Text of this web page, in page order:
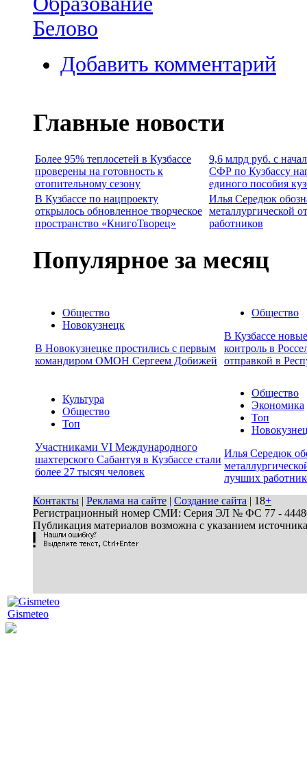
Белово
Добавить комментарий
Главные новости
Более 95% теплосетей в Кузбассе
проверены на готовность к
отопительному сезону
9,6 млрд руб. с
СФР по Кузбассу
единого пособия
В Кузбассе по нацпроекту
открылось обновленное творческое
пространство «КнигоТворец»
Илья Середюк
металлургической
работников
Популярное за месяц
Общество
Новокузнецк
В Новокузнецке простились с первым
командиром ОМОН Сергеем Добижей
Общество
В Кузбассе
контроль в
отправкой в
Культура
Общество
Топ
Участниками VI Международного
шахтерского Сабантуя в Кузбассе стали
более 27 тысяч человек
Общество
Экономика
Топ
Илья Середюк
лучших
Контакты | Реклама на сайте | Создание сайта | 18+
Регистрационный номер СМИ: Серия ЭЛ № ФС 77 - 44486
Публикация материалов возможна с указанием
Gismeteo